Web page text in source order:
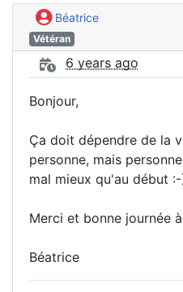
Béatrice
Vétéran
6 years ago
Bonjour,
Ça doit dépendre de la
personne, mais
mal mieux qu'au début :-
Merci et bonne journée
Béatrice